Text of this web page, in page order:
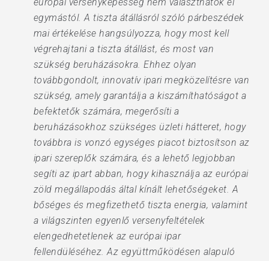
egymástól. A tiszta átállásról szóló párbeszédek
mai értékelése hangsúlyozza, hogy most kell
végrehajtani a tiszta átállást, és most van
szükség beruházásokra. Ehhez olyan
továbbgondolt, innovatív ipari megközelítésre van
szükség, amely garantálja a kiszámíthatóságot a
befektetők számára, megerősíti a
beruházásokhoz szükséges üzleti hátteret, hogy
továbbra is vonzó egységes piacot biztosítson az
ipari szereplők számára, és a lehető legjobban
segíti az ipart abban, hogy kihasználja az európai
zöld megállapodás által kínált lehetőségeket. A
bőséges és megfizethető tiszta energia, valamint
a világszinten egyenlő versenyfeltételek
elengedhetetlenek az európai ipar
fellendüléséhez. Az együttműködésen alapuló